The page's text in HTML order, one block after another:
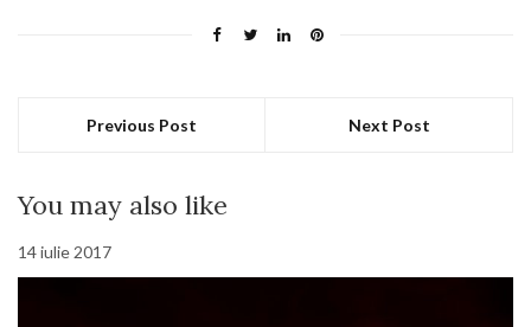
Previous Post Next Post
You may also like
14 iulie 2017